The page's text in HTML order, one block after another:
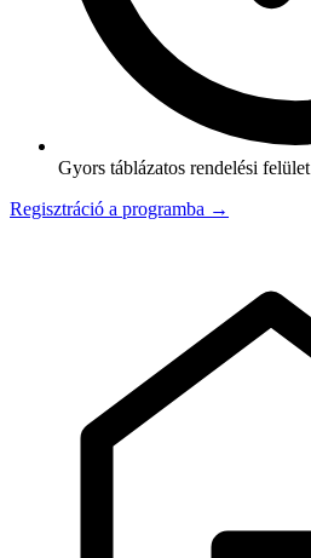
Gyors táblázatos rendelési felület
Regisztráció a programba →